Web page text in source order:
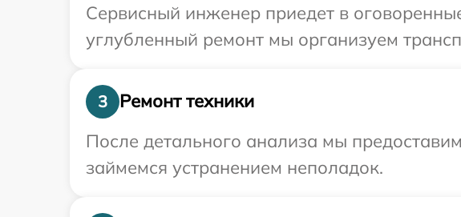
Сервисный инженер приедет в
углубленный ремонт мы организуем
3
Ремонт техники
После детального анализа мы
займемся устранением неполадок.